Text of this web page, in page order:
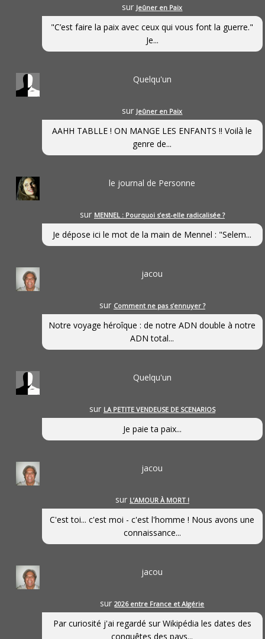
sur Jeûner en Paix
"C’est faire la paix avec ceux qui vous font la guerre."
Je...
Quelqu'un
sur Jeûner en Paix
AAHH TABLLE ! ON MANGE LES ENFANTS !! Voilà le
genre de...
le journal de Personne
sur MENNEL : Pourquoi s’est-elle radicalisée ?
Je dépose ici le mot de la main de Mennel : "Selem...
jacou
sur Comment ne pas s’ennuyer ?
Notre voyage héroîque : de notre ADN double à notre
ADN total...
Quelqu'un
sur LA PETITE VENDEUSE DE SCENARIOS
Je paie ta paix...
jacou
sur L’AMOUR À MORT !
C'est toi... c'est moi - c'est l'homme ! Nous avons une
connaissance...
jacou
sur2026 entre France et Algérie
Par curiosité j'ai regardé sur Wikipédia les dates des
conquêtes des pays...